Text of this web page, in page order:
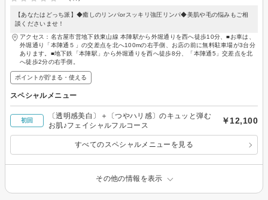
【あなたはどっち派】◆癒しのリンパorスッキリ強圧リンパ◆美肌や毛の悩みもご相
談くださいませ！
アクセス：名古屋市営地下鉄東山線 本陣駅から外堀通りを西へ徒歩10分、■お車は、
外堀通り「本陣通５」の交差点を北へ100mの右手側、お店の前に無料駐車場が3台分
あります。■地下鉄「本陣駅」から外堀通りを西へ徒歩8分、「本陣通5」交差点を北
へ徒歩2分の右手側。
ポイントが貯まる・使える
スペシャルメニュー
初回
〔透明感美白〕＋〔つやハリ感〕のキュッと弾む
お肌♪フェイシャルフルコース
￥12,100
すべてのスペシャルメニューを見る
その他の情報を表示